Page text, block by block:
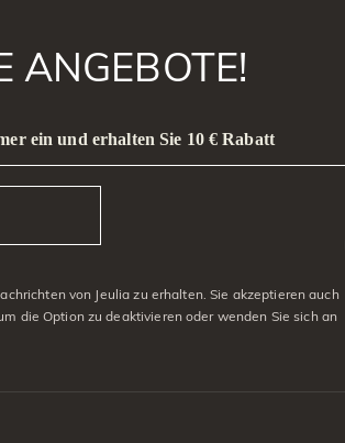
ANGEBOTE!
ein und erhalten Sie 10 € Rabatt
von Jeulia zu erhalten. Sie akzeptieren auch
die Option zu deaktivieren oder wenden Sie sich an